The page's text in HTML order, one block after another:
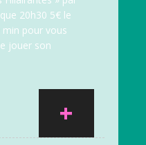
20h30 5€ le
pour vous
jouer son
+